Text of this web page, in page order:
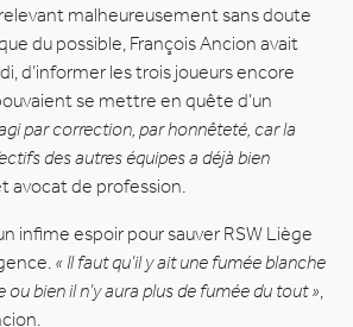
malheureusement sans doute
du possible, François Ancion avait
d’informer les trois joueurs encore
se mettre en quête d’un
agi par correction, par honnêteté, car la
des autres équipes a déjà bien
avocat de profession.
infime espoir pour sauver RSW Liège
« Il faut qu’il y ait une fumée blanche
bien il n’y aura plus de fumée du tout »